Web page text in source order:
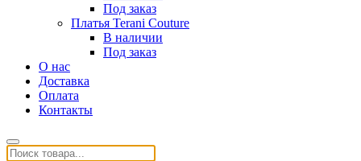
Под заказ
Платья Terani Couture
В наличии
Под заказ
О нас
Доставка
Оплата
Контакты